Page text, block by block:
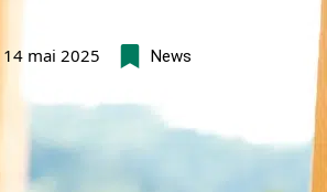
14 mai 2025 News